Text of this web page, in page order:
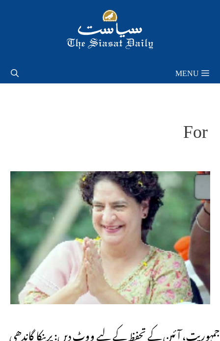
MENU
For
جمہوریت، آئین کے تحفظ کے لیے ووٹ دیں: پرینکا گاندھی